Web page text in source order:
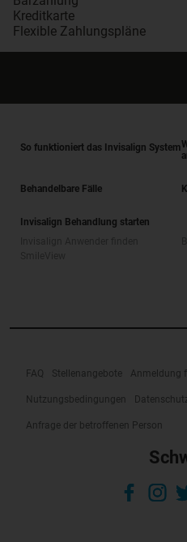
Kreditkarte
Flexible Zahlungspläne
So funktioniert das Invisalign System
Behandelbare Fälle
Invisalign Behandlung starten
FAQ Stellenangebote Anmeldung
Nutzungsbedingungen
Anfrage der betroffenen Person